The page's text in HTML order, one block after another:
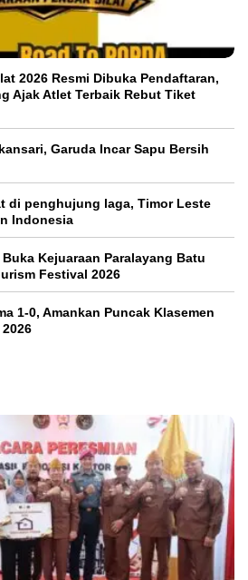
2026 Resmi Dibuka Pendaftaran,
Ajak Atlet Terbaik Rebut Tiket
Garuda Incar Sapu Bersih
di penghujung laga, Timor Leste
Indonesia
Kejuaraan Paralayang Batu
Festival 2026
1-0, Amankan Puncak Klasemen